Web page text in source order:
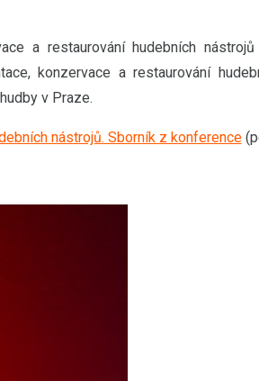
a restaurování hudebních
konzervace a restaurování
v Praze.
nástrojů. Sborník z konference